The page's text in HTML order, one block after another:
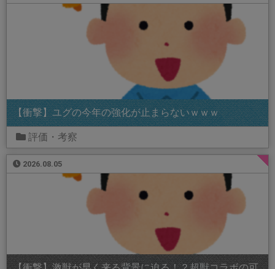
【衝撃】ユグの今年の強化が止まらないｗｗｗ
評価・考察
2026.08.05